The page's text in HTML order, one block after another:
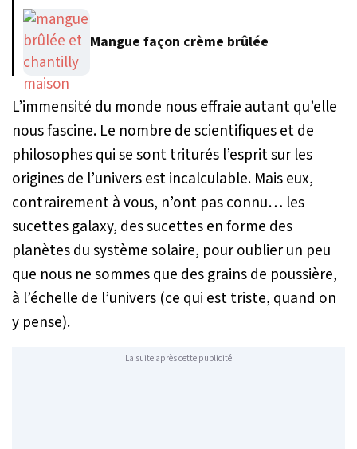
Mangue façon crème brûlée
L’immensité du monde nous effraie autant qu’elle
nous fascine. Le nombre de scientifiques et de
philosophes qui se sont triturés l’esprit sur les
origines de l’univers est incalculable. Mais eux,
contrairement à vous, n’ont pas connu… les
sucettes galaxy, des sucettes en forme des
planètes du système solaire, pour oublier un peu
que nous ne sommes que des grains de poussière,
à l’échelle de l’univers (ce qui est triste, quand on
y pense).
La suite après cette publicité